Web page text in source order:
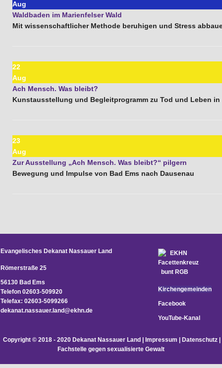
Aug
Waldbaden im Marienfelser Wald
Mit wissenschaftlicher Methode beruhigen und Stress
22
Aug
Ach Mensch. Was bleibt?
Kunstausstellung und Begleitprogramm zu Tod und Leben in
23
Aug
Zur Ausstellung „Ach Mensch. Was bleibt?“ pilgern
Bewegung und Impulse von Bad Ems nach Dausenau
Evangelisches Dekanat Nassauer Land
Römerstraße 25
56130 Bad Ems
Telefon 02603-509920
Telefax: 02603-5099266
dekanat.nassauer.land@ekhn.de
Kirchengemeinden
Facebook
YouTube-Kanal
Copyright © 2018 - 2020 Dekanat Nassauer Land | Impressum Datenschutz
Fachstelle gegen sexualisierte Gewalt